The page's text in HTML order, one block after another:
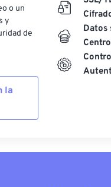
o un
y
de
la
Datos